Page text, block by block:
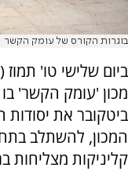
בוגרות הקורס של עומק הקשר
ביום שלישי טו' תמוז (4.7) יתקיים
מכון 'עומק הקשר'
ביטקובר את
המכון, להשתלב
קליניקות מצליחות